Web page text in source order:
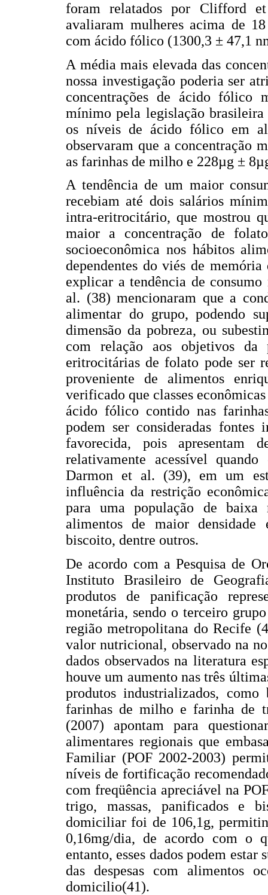
foram relatados por Clifford
avaliaram mulheres acima de
com ácido fólico (1300,3 ± 47,1
A média mais elevada das
nossa investigação poderia ser
concentrações de ácido fólico
mínimo pela legislação
os níveis de ácido fólico em
observaram que a concentração
as farinhas de milho e 228µg ±
A tendência de um maior
recebiam até dois salários
intra-eritrocitário, que mostrou
maior a concentração de
socioeconômica nos hábitos
dependentes do viés de
explicar a tendência de
al. (38) mencionaram que a
alimentar do grupo, podendo
dimensão da pobreza, ou
com relação aos objetivos da
eritrocitárias de folato pode ser
proveniente de alimentos
verificado que classes
ácido fólico contido nas
podem ser consideradas fontes
favorecida, pois apresentam
relativamente acessível
Darmon et al. (39), em um
influência da restrição
para uma população de
alimentos de maior densidade
biscoito, dentre outros.
De acordo com a Pesquisa de
Instituto Brasileiro de
produtos de panificação
monetária, sendo o terceiro
região metropolitana do Recife
valor nutricional, observado na
dados observados na literatura
houve um aumento nas três
produtos industrializados, como
farinhas de milho e farinha de
(2007) apontam para
alimentares regionais que
Familiar (POF 2002-2003)
níveis de fortificação
com freqüência apreciável na
trigo, massas, panificados e
domiciliar foi de 106,1g,
0,16mg/dia, de acordo com o
entanto, esses dados podem
das despesas com alimentos
domicilio(41).